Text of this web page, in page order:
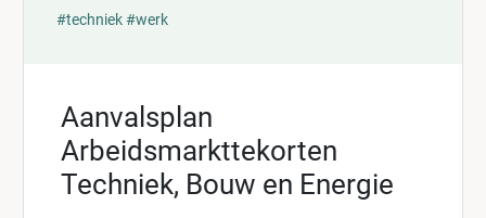
#techniek#werk
Aanvalsplan
Arbeidsmarkttekorten
Techniek, Bouw en Energie